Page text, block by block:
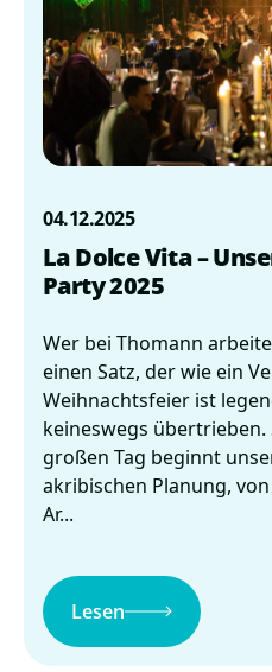
04.12.2025
La Dolce Vita –
Party 2025
Wer bei Thomann
einen Satz, der wie ein
Weihnachtsfeier ist
keineswegs
großen Tag beginnt
akribischen Planung,
Ar...
Lesen